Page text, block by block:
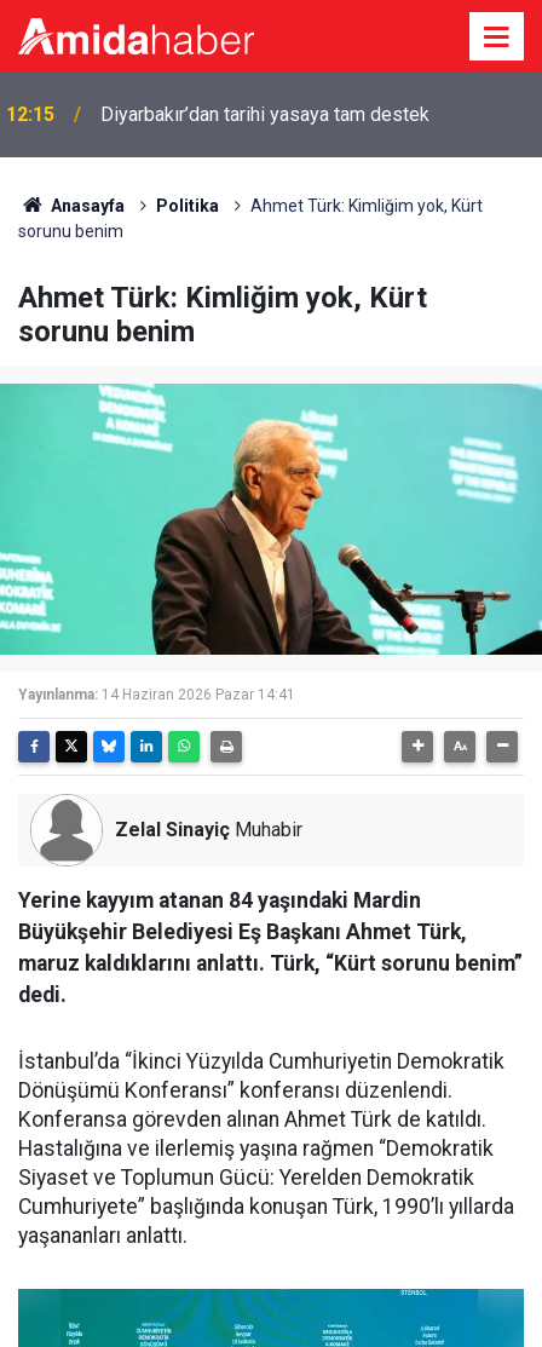
12:15 Diyarbakır’dan tarihi yasaya tam destek
Anasayfa Politika
Ahmet Türk: Kimliğim yok, Kürt
sorunu benim
Ahmet Türk: Kimliğim yok, Kürt
sorunu benim
Yayınlanma: 14 Haziran 2026 Pazar 14:41
Zelal Sinayiç Muhabir
Yerine kayyım atanan 84 yaşındaki Mardin
Büyükşehir Belediyesi Eş Başkanı Ahmet Türk,
maruz kaldıklarını anlattı. Türk, “Kürt sorunu benim”
dedi.
İstanbul’da “İkinci Yüzyılda Cumhuriyetin Demokratik
Dönüşümü Konferansı” konferansı düzenlendi.
Konferansa görevden alınan Ahmet Türk de katıldı.
Hastalığına ve ilerlemiş yaşına rağmen “Demokratik
Siyaset ve Toplumun Gücü: Yerelden Demokratik
Cumhuriyete” başlığında konuşan Türk, 1990’lı yıllarda
yaşananları anlattı.